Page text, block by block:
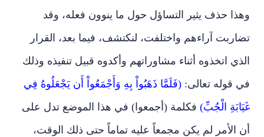
وهذا حذف يثير التساؤل حول ما ينوون فعله، وقد
تضاربت آراءهم واختلفت، لنكتشف، فيما بعد، القرار
الذي اتخذوه أثناء مشاوراتهم وأكدوه قبيل تنفيذه وذلك
في قوله تعالى: (فَلَمَّا ذَهَبُواْ بِهِ وَأَجْمَعُواْ أَن يَجْعَلُوهُ فِي
غَيَابَةِ الْجُبِّ) فكلمة (أجمعوا) في هذا الموضع تدل على
أن الأمر لم يكن مجمعاً عليه تماماً حتى ذلك الوقت،